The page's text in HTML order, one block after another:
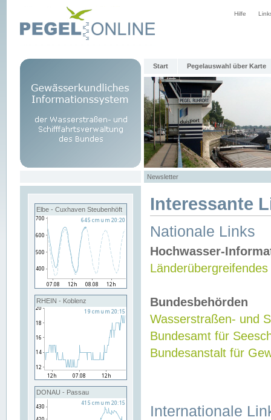
Hilfe
Start Pegelauswahl über Karte
Newsletter
Elbe - Cuxhaven Steubenhöft
RHEIN - Koblenz
DONAU - Passau
Interessante
Nationale Links
Hochwasser-
Bundesbehörden
Wasserstraßen- und
Bundesamt für
Bundesanstalt für
Internationale